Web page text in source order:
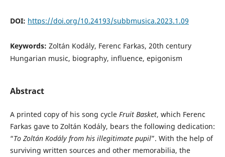
DOI: https://doi.org/10.24193/subbmusica.2023.1.09
Keywords: Zoltán Kodály, Ferenc Farkas, 20th century
Hungarian music, biography, influence, epigonism
Abstract
A printed copy of his song cycle Fruit Basket, which Ferenc
Farkas gave to Zoltán Kodály, bears the following dedication:
“To Zoltán Kodály from his illegitimate pupil”. With the help of
surviving written sources and other memorabilia, the